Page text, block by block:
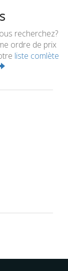
recherchez?
ordre de prix
liste comlète